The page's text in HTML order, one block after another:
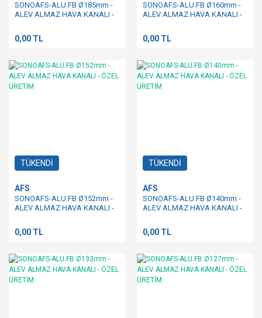
SONOAFS-ALU.FB Ø185mm -
ALEV ALMAZ HAVA KANALI -
0,00 TL
SONOAFS-ALU.FB Ø160mm -
ALEV ALMAZ HAVA KANALI -
0,00 TL
TÜKENDİ
AFS
SONOAFS-ALU.FB Ø152mm -
ALEV ALMAZ HAVA KANALI -
0,00 TL
TÜKENDİ
AFS
SONOAFS-ALU.FB Ø140mm -
ALEV ALMAZ HAVA KANALI -
0,00 TL